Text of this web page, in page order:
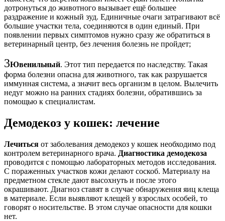
дотронуться до животного вызывает ещё большее
раздражение и кожный зуд. Единичные очаги затрагивают всё
большие участки тела, соединяются в один единый. При
появлении первых симптомов нужно сразу же обратиться в
ветеринарный центр, без лечения болезнь не пройдет;
3Ювенильный. Этот тип передается по наследству. Такая
форма болезни опасна для животного, так как разрушается
иммунная система, а значит весь организм в целом. Вылечить
недуг можно на ранних стадиях болезни, обратившись за
помощью к специалистам.
Демодекоз у кошек: лечение
Лечиться от заболевания демодекоз у кошек необходимо под
контролем ветеринарного врача. Диагностика демодекоза
проводится с помощью лабораторных методов исследования.
С пораженных участков кожи делают соскоб. Материалу на
предметном стекле дают высохнуть и после этого
окрашивают. Диагноз ставят в случае обнаружения яиц клеща
в материале. Если выявляют клещей у взрослых особей, то
говорят о носительстве. В этом случае опасности для кошки
нет.